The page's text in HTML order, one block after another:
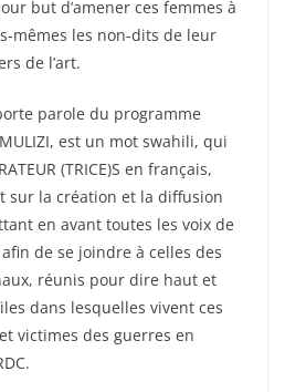
but d’amener ces femmes à
mêmes les non-dits de leur
de l’art.
parole du programme
est un mot swahili, qui
(TRICE)S en français,
sur la création et la diffusion
en avant toutes les voix de
de se joindre à celles des
réunis pour dire haut et
dans lesquelles vivent ces
victimes des guerres en